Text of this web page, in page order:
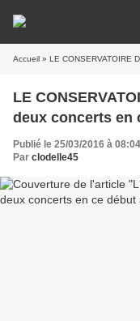
Accueil » LE CONSERVATOIRE
LE
deux concerts en
Publié le 25/03/2016 à 08:04
Par clodelle45